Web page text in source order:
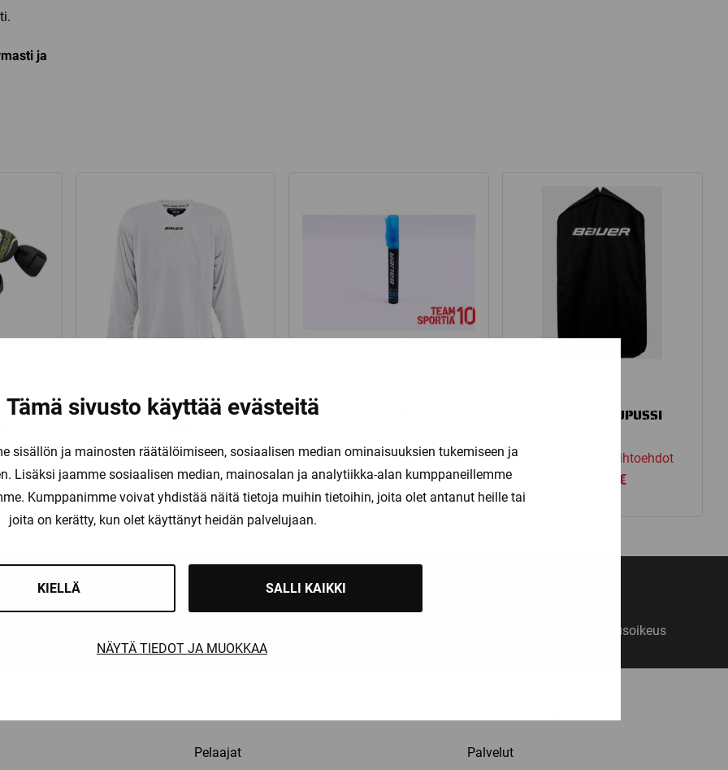
Tämä sivusto käyttää evästeitä
sisällön ja mainosten räätälöimiseen, sosiaalisen median ominaisuuksien tukemiseen ja
Lisäksi jaamme sosiaalisen median, mainosalan ja analytiikka-alan kumppaneillemme
Kumppanimme voivat yhdistää näitä tietoja muihin tietoihin, joita olet antanut heille tai
joita on kerätty, kun olet käyttänyt heidän palvelujaan.
KIELLÄ SALLI KAIKKI
NÄYTÄ TIEDOT JA MUOKKAA
ja
W
Bauer
BAUER HARJOITUSPAITA
Katso kaikki vaihtoehdot
16,50€
BAUER VISIIRISPRAY GEELI
14,50 €
BAUER PUKUPUSSI
Katso kaikki vaihtoehdot
€
14 päivän vaihto- ja palautusoikeus
Pelaajat
Palvelut